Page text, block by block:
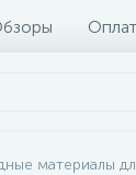
материалы